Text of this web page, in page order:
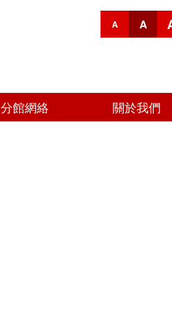
A A
分館網絡 關於我們